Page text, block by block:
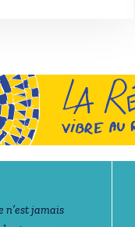
n’est jamais